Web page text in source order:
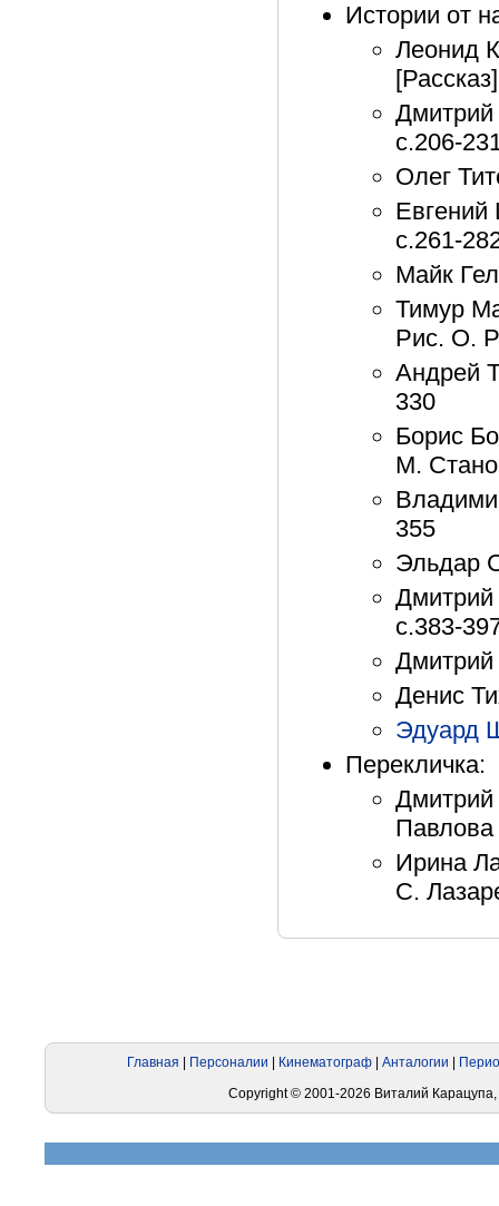
Истории от
Леонид
Дмитрий
с.206-
Олег
Евгений
с.261-
Майк
Тимур
Рис. О.
Андрей
330
Борис
М.
355
Эльдар
Дмитрий
с.383-
Дмитрий
Денис
Эдуард
Перекличка:
Дмитрий
Павлова
Ирина
С.